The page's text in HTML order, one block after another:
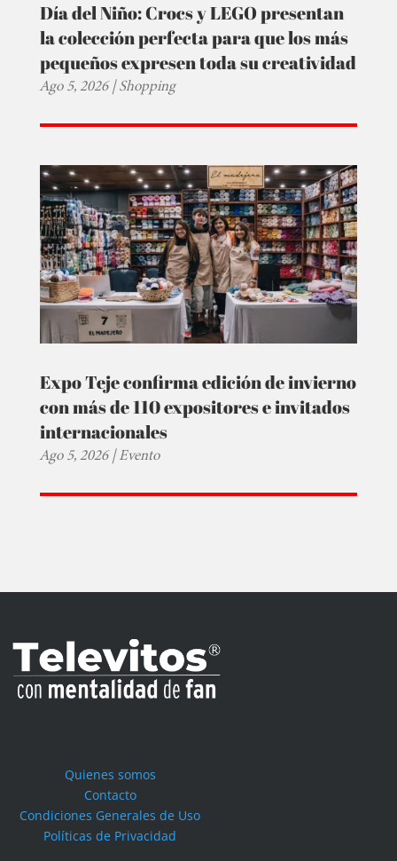
Día del Niño: Crocs y LEGO presentan
la colección perfecta para que los más
pequeños expresen toda su creatividad
Ago 5, 2026|Shopping
Expo Teje confirma edición de invierno
con más de 110 expositores e invitados
internacionales
Ago 5, 2026|Evento
Quienes somos
Contacto
Condiciones Generales de Uso
Políticas de Privacidad